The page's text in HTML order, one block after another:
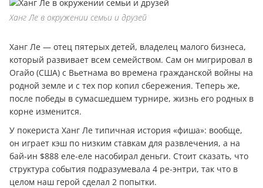
Ханг Ле в окружении семьи и друзей
Ханг Ле — отец пятерых детей, владелец малого бизнеса,
который развивает всем семейством. Сам он мигрировал в
Огайо (США) с Вьетнама во времена гражданской войны на
родной земле и с тех пор копил сбережения. Теперь же,
после победы в сумасшедшем турнире, жизнь его родных в
корне изменится.
У покериста Ханг Ле типичная история «фиша»: вообще,
он играет кэш по низким ставкам для развлечения, а на
бай-ин $888 еле-еле насобирал дeньги. Стоит сказать, что
структура события подразумевала 4 ре-энтри, так что в
целом наш герой сделал 2 попытки.